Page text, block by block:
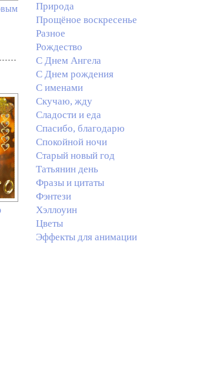
Природа
Прощёное воскресенье
Разное
Рождество
С Днем Ангела
С Днем рождения
С именами
Скучаю, жду
Сладости и еда
Спасибо, благодарю
Спокойной ночи
Старый новый год
Татьянин день
Фразы и цитаты
Фэнтези
Хэллоуин
Цветы
Эффекты для анимации